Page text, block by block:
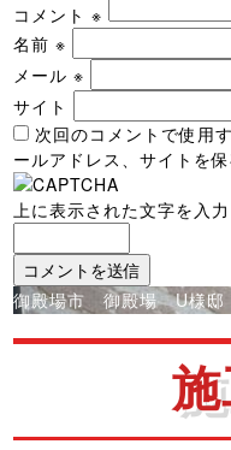
コメント※
名前※
メール※
サイト
次回のコメントで使用
ールアドレス、サイトを保
上に表示された文字を入
投
稿
ゲ
御殿場市 御殿場 U様邸